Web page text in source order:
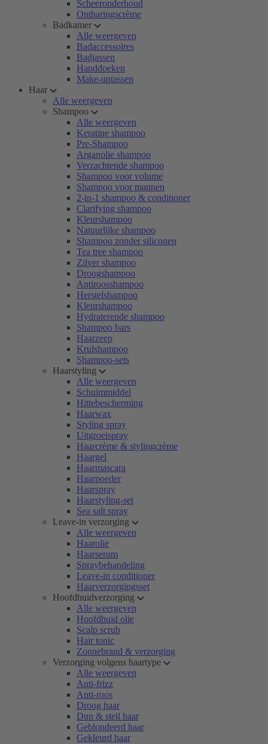
Scheeronderhoud
Ontharingscrème
Badkamer
Alle weergeven
Badaccessoires
Badjassen
Handdoeken
Make-uptassen
Haar
Alle weergeven
Shampoo
Alle weergeven
Keratine shampoo
Pre-Shampoo
Arganolie shampoo
Verzachtende shampoo
Shampoo voor volume
Shampoo voor mannen
2-in-1 shampoo & conditioner
Clarifying shampoo
Kleurshampoo
Natuurlijke shampoo
Shampoo zonder siliconen
Tea tree shampoo
Zilver shampoo
Droogshampoo
Antiroosshampoo
Herstelshampoo
Kleurshampoo
Hydraterende shampoo
Shampoo bars
Haarzeep
Krulshampoo
Shampoo-sets
Haarstyling
Alle weergeven
Schuimmiddel
Hittebescherming
Haarwax
Styling spray
Uitgroeispray
Haarcrème & stylingcrème
Haargel
Haarmascara
Haarpoeder
Haarspray
Haarstyling-set
Sea salt spray
Leave-in verzorging
Alle weergeven
Haarolie
Haarserum
Spraybehandeling
Leave-in conditioner
Haarverzorgingsset
Hoofdhuidverzorging
Alle weergeven
Hoofdhuid olie
Scalp scrub
Hair tonic
Zonnebrand & verzorging
Verzorging volgens haartype
Alle weergeven
Anti-frizz
Anti-roos
Droog haar
Dun & steil haar
Geblondeerd haar
Gekleurd haar